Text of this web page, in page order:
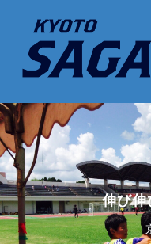
へ
ス
キ
ッ
プ
伸び伸